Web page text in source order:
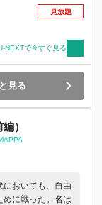
見放題
NEXTで今すぐ見る
見る
）
においても、自由
めに戦った。名は